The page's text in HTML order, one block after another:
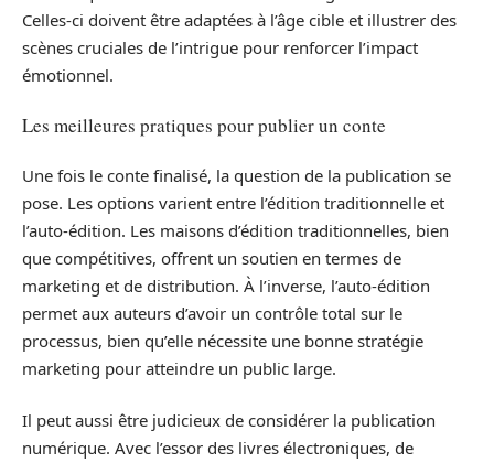
Celles-ci doivent être adaptées à l’âge cible et illustrer des
scènes cruciales de l’intrigue pour renforcer l’impact
émotionnel.
Les meilleures pratiques pour publier un conte
Une fois le conte finalisé, la question de la publication se
pose. Les options varient entre l’édition traditionnelle et
l’auto-édition. Les maisons d’édition traditionnelles, bien
que compétitives, offrent un soutien en termes de
marketing et de distribution. À l’inverse, l’auto-édition
permet aux auteurs d’avoir un contrôle total sur le
processus, bien qu’elle nécessite une bonne stratégie
marketing pour atteindre un public large.
Il peut aussi être judicieux de considérer la publication
numérique. Avec l’essor des livres électroniques, de